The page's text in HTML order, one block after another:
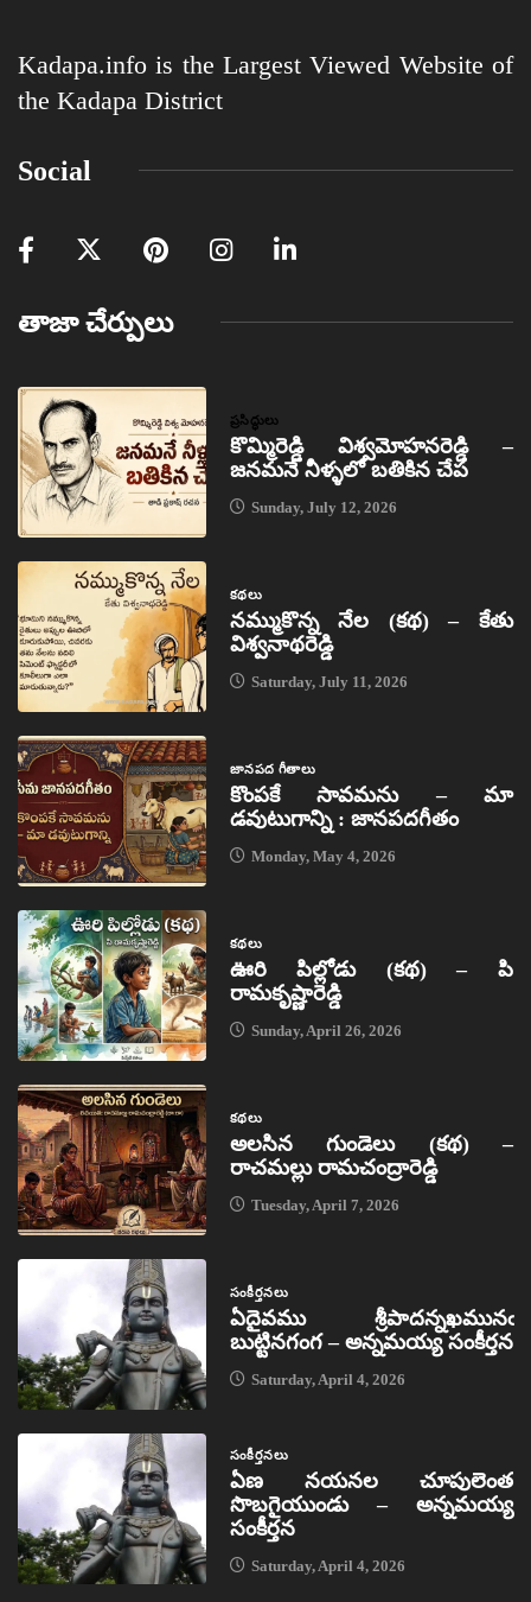
Kadapa.info is the Largest Viewed Website of
the Kadapa District
Social
తాజా చేర్పులు
ప్రసిద్ధులు
కొమ్మిరెడ్డి విశ్వమోహనరెడ్డి –
జనమనే నీళ్ళలో బతికిన చేప
Sunday, July 12, 2026
కథలు
నమ్ముకొన్న నేల (కథ) – కేతు
విశ్వనాథరెడ్డి
Saturday, July 11, 2026
జానపద గీతాలు
కొంపకే సావమను – మా
డవుటుగాన్ని : జానపదగీతం
Monday, May 4, 2026
కథలు
ఊరి పిల్లోడు (కథ) – పి
రామకృష్ణారెడ్డి
Sunday, April 26, 2026
కథలు
అలసిన గుండెలు (కథ) –
రాచమల్లు రామచంద్రారెడ్డి
Tuesday, April 7, 2026
సంకీర్తనలు
ఏదైవము శ్రీపాదన్నఖమునఁ
బుట్టినగంగ – అన్నమయ్య సంకీర్తన
Saturday, April 4, 2026
సంకీర్తనలు
ఏణ నయనల చూపులెంత
సొబగైయుండు – అన్నమయ్య
సంకీర్తన
Saturday, April 4, 2026